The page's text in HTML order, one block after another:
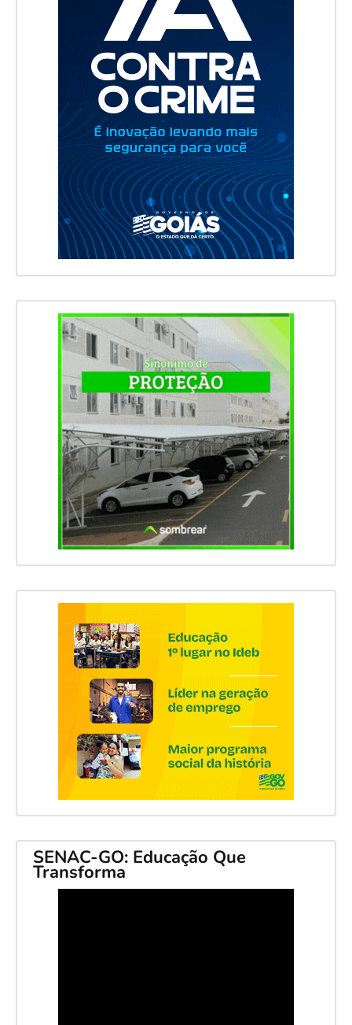
SENAC-GO: Educação Que
Transforma